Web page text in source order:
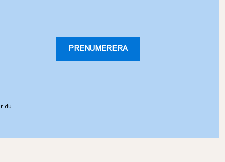
PRENUMERERA
du